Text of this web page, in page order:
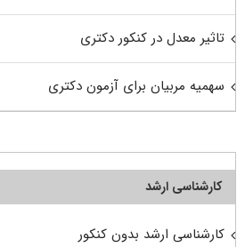
تاثیر معدل در کنکور دکتری
سهمیه مربیان برای آزمون دکتری
کارشناسی ارشد
کارشناسی ارشد بدون کنکور